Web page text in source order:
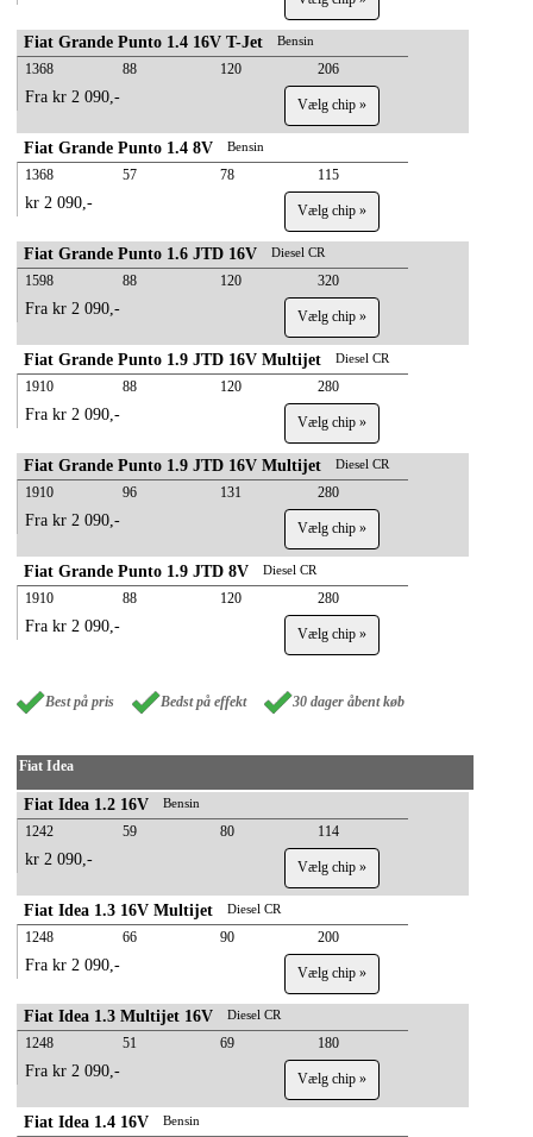
Fiat Grande Punto 1.4 16V T-Jet Bensin
1368 88 120 206
Fra kr 2 090,- Vælg chip »
Fiat Grande Punto 1.4 8V Bensin
1368 57 78 115
kr 2 090,- Vælg chip »
Fiat Grande Punto 1.6 JTD 16V Diesel CR
1598 88 120 320
Fra kr 2 090,- Vælg chip »
Fiat Grande Punto 1.9 JTD 16V Multijet Diesel CR
1910 88 120 280
Fra kr 2 090,- Vælg chip »
Fiat Grande Punto 1.9 JTD 16V Multijet Diesel CR
1910 96 131 280
Fra kr 2 090,- Vælg chip »
Fiat Grande Punto 1.9 JTD 8V Diesel CR
1910 88 120 280
Fra kr 2 090,- Vælg chip »
Best på pris Bedst på effekt 30 dager åbent køb
Fiat Idea
Fiat Idea 1.2 16V Bensin
1242 59 80 114
kr 2 090,- Vælg chip »
Fiat Idea 1.3 16V Multijet Diesel CR
1248 66 90 200
Fra kr 2 090,- Vælg chip »
Fiat Idea 1.3 Multijet 16V Diesel CR
1248 51 69 180
Fra kr 2 090,- Vælg chip »
Fiat Idea 1.4 16V Bensin